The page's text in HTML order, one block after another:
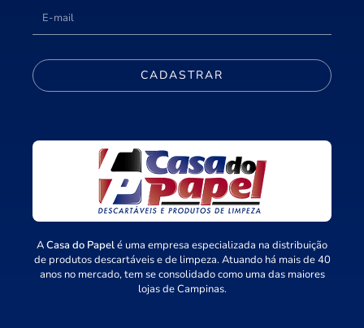
CADASTRAR
ACasa do Papelé uma empresa especializada na distribuição
de produtos descartáveis e de limpeza. Atuando há mais de 40
anos no mercado, tem se consolidado como uma das maiores
lojas de Campinas.